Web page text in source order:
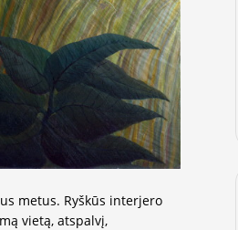
metus. Ryškūs interjero
vietą, atspalvį,